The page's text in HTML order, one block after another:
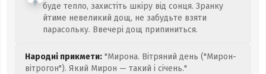
буде тепло, захистіть шкіру від сонця. Зранку
йтиме невеликий дощ, не забудьте взяти
парасольку. Ввечері дощ припиниться.
Народні прикмети: "Мирона. Вітряний день ("Мирон-
вітрогон"). Який Мирон — такий і січень."